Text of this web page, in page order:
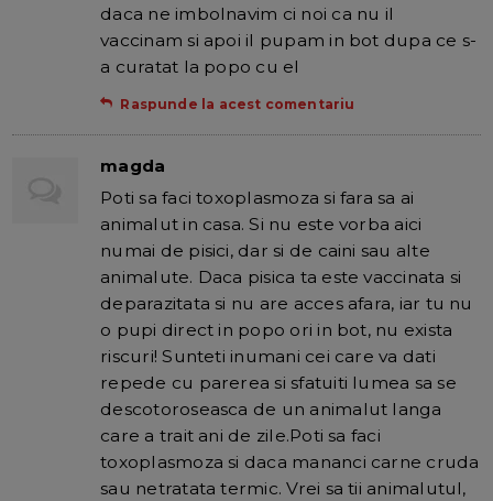
daca ne imbolnavim ci noi ca nu il
vaccinam si apoi il pupam in bot dupa ce s-
a curatat la popo cu el
Raspunde la acest comentariu
magda
Poti sa faci toxoplasmoza si fara sa ai
animalut in casa. Si nu este vorba aici
numai de pisici, dar si de caini sau alte
animalute. Daca pisica ta este vaccinata si
deparazitata si nu are acces afara, iar tu nu
o pupi direct in popo ori in bot, nu exista
riscuri! Sunteti inumani cei care va dati
repede cu parerea si sfatuiti lumea sa se
descotoroseasca de un animalut langa
care a trait ani de zile.Poti sa faci
toxoplasmoza si daca mananci carne cruda
sau netratata termic. Vrei sa tii animalutul,